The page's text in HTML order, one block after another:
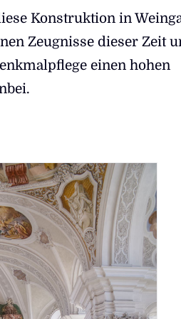
Konstruktion in
Zeugnisse dieser Zeit
einen hohen